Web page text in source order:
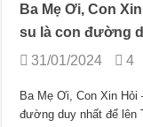
Ba Mẹ Ơi, Con
su là con đường
31/01/2024
4
Ba Mẹ Ơi, Con Xin Hỏi
đường duy nhất để lên